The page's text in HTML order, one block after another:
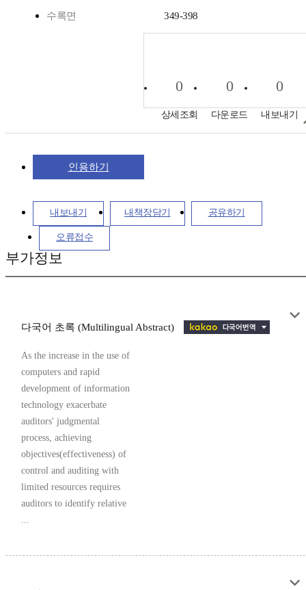
수록면 349-398
0
상세조회
0
다운로드
0
내보내기
인용하기
내보내기 내책장담기 공유하기
오류접수
부가정보
다국어 초록 (Multilingual Abstract)
As the increase in the use of
computers and rapid
development of information
technology exacerbate
auditors' judgmental
process, achieving
objectives(effectiveness) of
control and auditing with
limited resources requires
auditors to identify relative
...